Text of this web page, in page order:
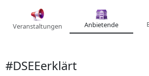
Veranstaltungen Anbietende
#DSEEerklärt